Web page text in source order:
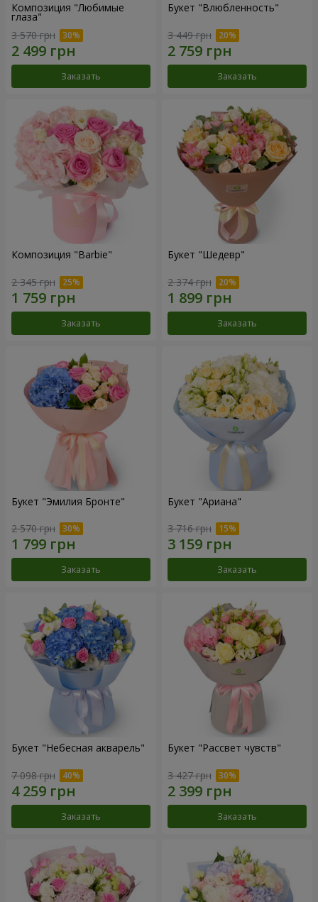
Композиция "Любимые
глаза"
3 570 грн
Заказать
Букет "Влюбленность"
3 449 грн
Заказать
Композиция "Barbie"
2 345 грн
Заказать
Букет "Шедевр"
2 374 грн
Заказать
Букет "Эмилия Бронте"
2 570 грн
Заказать
Букет "Ариана"
3 716 грн
Заказать
Букет "Небесная акварель"
7 098 грн
Заказать
Букет "Рассвет чувств"
3 427 грн
Заказать